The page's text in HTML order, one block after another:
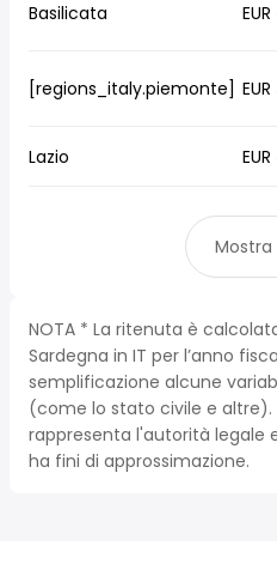
Basilicata
[regions_italy.piemonte]
Lazio
Mostra
NOTA * La ritenuta è
Sardegna in IT per l’anno
semplificazione alcune
(come lo stato civile e
rappresenta l'autorità legale
ha fini di approssimazione.